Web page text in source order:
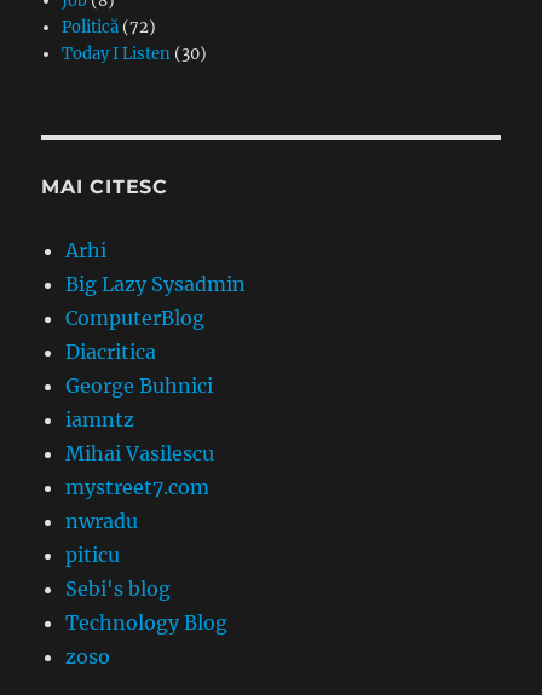
Politică(72)
Today I Listen(30)
MAI CITESC
Arhi
Big Lazy Sysadmin
ComputerBlog
Diacritica
George Buhnici
iamntz
Mihai Vasilescu
mystreet7.com
nwradu
piticu
Sebi's blog
Technology Blog
zoso